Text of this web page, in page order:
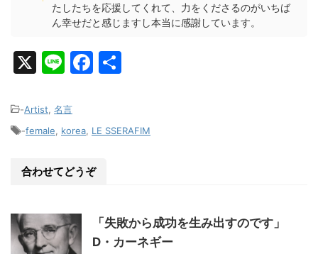
たしたちを応援してくれて、力をくださるのがいちば
ん幸せだと感じますし本当に感謝しています。
X
Li
e
F
e
o
k
-Artist, 名言
-female, korea, LE SSERAFIM
合わせてどうぞ
「失敗から成功を生み出すのです」
D・カーネギー